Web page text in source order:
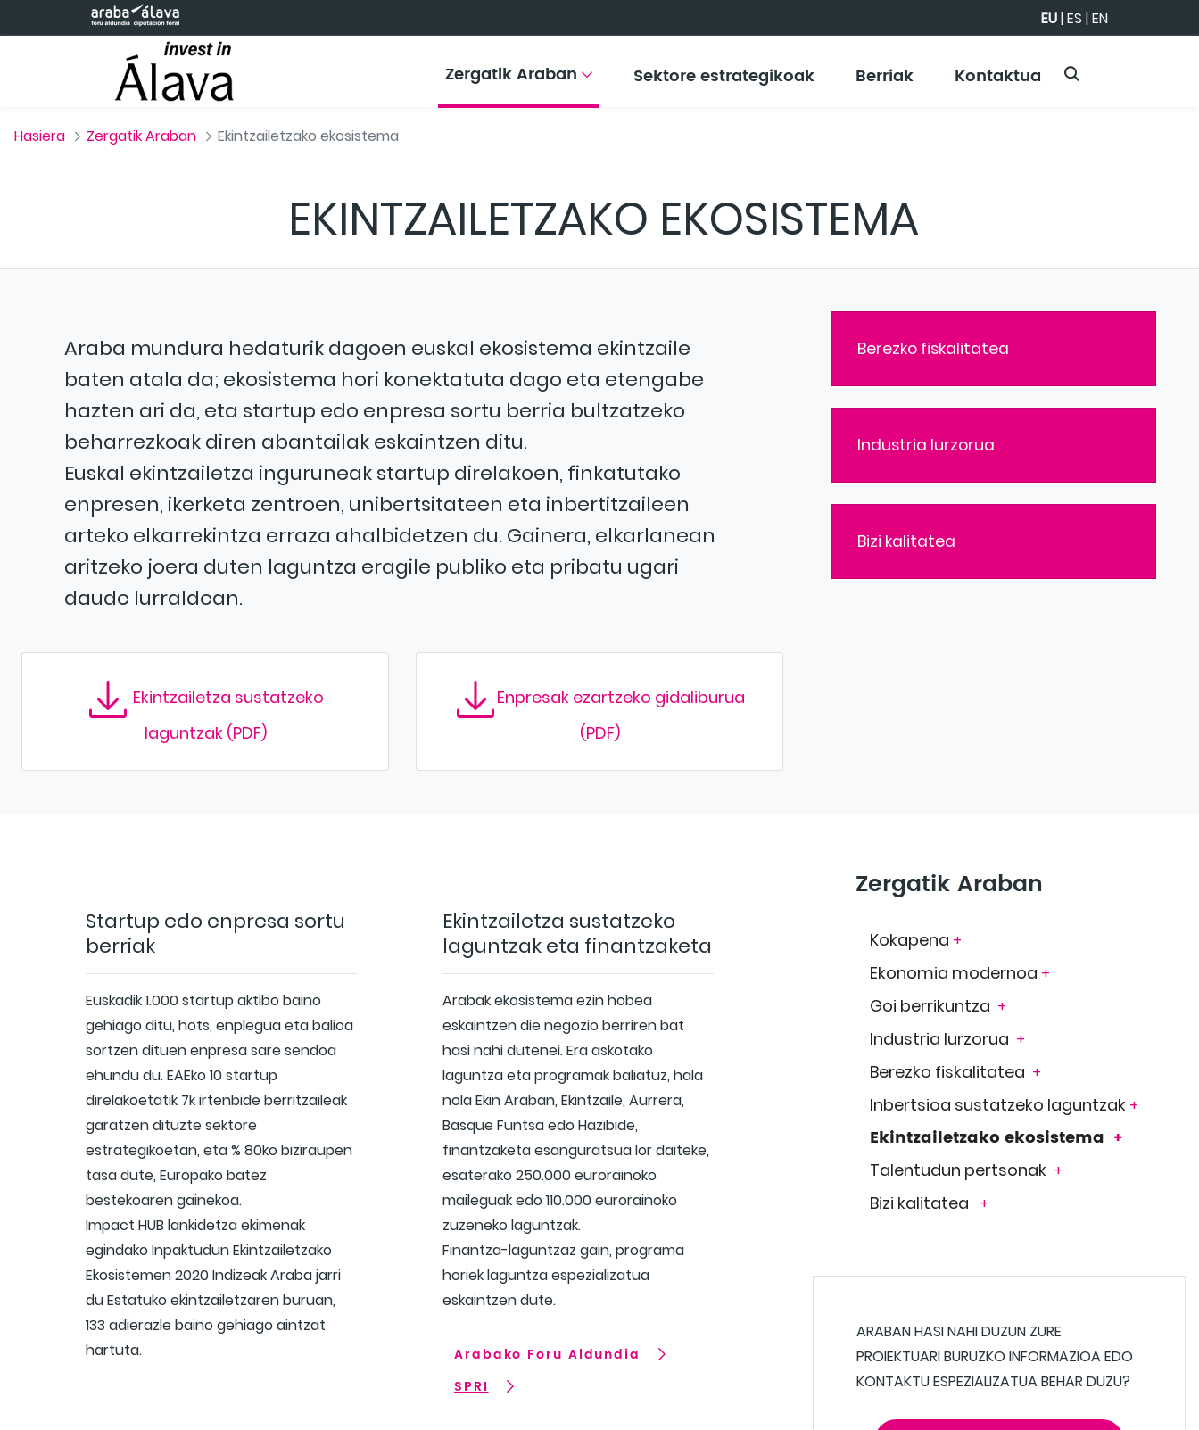
Eduki nagusira joan EU|ES |EN
Zergatik Araban Sektore estrategikoak Berriak Kontaktua
Hasiera Zergatik Araban Ekintzailetzako ekosistema
EKINTZAILETZAKO EKOSISTEMA
Araba mundura hedaturik dagoen euskal ekosistema ekintzaile
baten atala da; ekosistema hori konektatuta dago eta etengabe
hazten ari da, eta startup edo enpresa sortu berria bultzatzeko
beharrezkoak diren abantailak eskaintzen ditu.
Euskal ekintzailetza inguruneak startup direlakoen, finkatutako
enpresen, ikerketa zentroen, unibertsitateen eta inbertitzaileen
arteko elkarrekintza erraza ahalbidetzen du. Gainera, elkarlanean
aritzeko joera duten laguntza eragile publiko eta pribatu ugari
daude lurraldean.
Ekintzailetza sustatzeko
laguntzak (PDF)
Enpresak ezartzeko gidaliburua
(PDF)
Berezko fiskalitatea
Industria lurzorua
Bizi kalitatea
Startup edo enpresa sortu
berriak
Euskadik 1.000 startup aktibo baino
gehiago ditu, hots, enplegua eta balioa
sortzen dituen enpresa sare sendoa
ehundu du. EAEko 10 startup
direlakoetatik 7k irtenbide berritzaileak
garatzen dituzte sektore
estrategikoetan, eta % 80ko biziraupen
tasa dute, Europako batez
bestekoaren gainekoa.
Impact HUB lankidetza ekimenak
egindako Inpaktudun Ekintzailetzako
Ekosistemen 2020 Indizeak Araba jarri
du Estatuko ekintzailetzaren buruan,
133 adierazle baino gehiago aintzat
hartuta.
Ekintzailetza sustatzeko
laguntzak eta finantzaketa
Arabak ekosistema ezin hobea
eskaintzen die negozio berriren bat
hasi nahi dutenei. Era askotako
laguntza eta programak baliatuz, hala
nola Ekin Araban, Ekintzaile, Aurrera,
Basque Funtsa edo Hazibide,
finantzaketa esanguratsua lor daiteke,
esaterako 250.000 eurorainoko
maileguak edo 110.000 eurorainoko
zuzeneko laguntzak.
Finantza-laguntzaz gain, programa
horiek laguntza espezializatua
eskaintzen dute.
Arabako Foru Aldundia
SPRI
Zergatik Araban
Kokapena +
Ekonomia modernoa +
Goi berrikuntza +
Industria lurzorua +
Berezko fiskalitatea +
Inbertsioa sustatzeko laguntzak +
Ekintzailetzako ekosistema +
Talentudun pertsonak +
Bizi kalitatea +
ARABAN HASI NAHI DUZUN ZURE
PROIEKTUARI BURUZKO INFORMAZIOA EDO
KONTAKTU ESPEZIALIZATUA BEHAR DUZU?